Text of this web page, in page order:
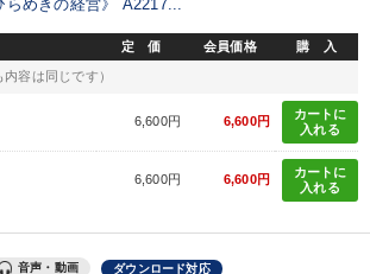
らめきの経営》 A2217...
定 価 会員価格 購 入
内容は同じです）
6,600円 6,600円
カートに
入れる
6,600円 6,600円
カートに
入れる
音声・動画 ダウンロード対応